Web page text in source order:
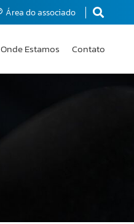
Área do associado
Onde Estamos Contato